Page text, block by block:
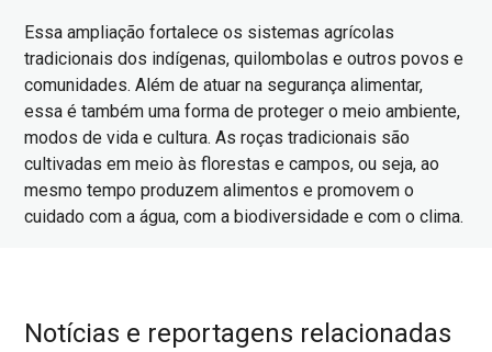
Essa ampliação fortalece os sistemas agrícolas
tradicionais dos indígenas, quilombolas e outros povos e
comunidades. Além de atuar na segurança alimentar,
essa é também uma forma de proteger o meio ambiente,
modos de vida e cultura. As roças tradicionais são
cultivadas em meio às florestas e campos, ou seja, ao
mesmo tempo produzem alimentos e promovem o
cuidado com a água, com a biodiversidade e com o clima.
Notícias e reportagens relacionadas